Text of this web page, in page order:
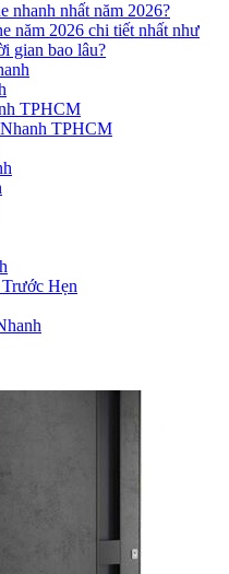
nhanh nhất năm 2026?
năm 2026 chi tiết nhất như
gian bao lâu?
TPHCM
TPHCM
Hẹn